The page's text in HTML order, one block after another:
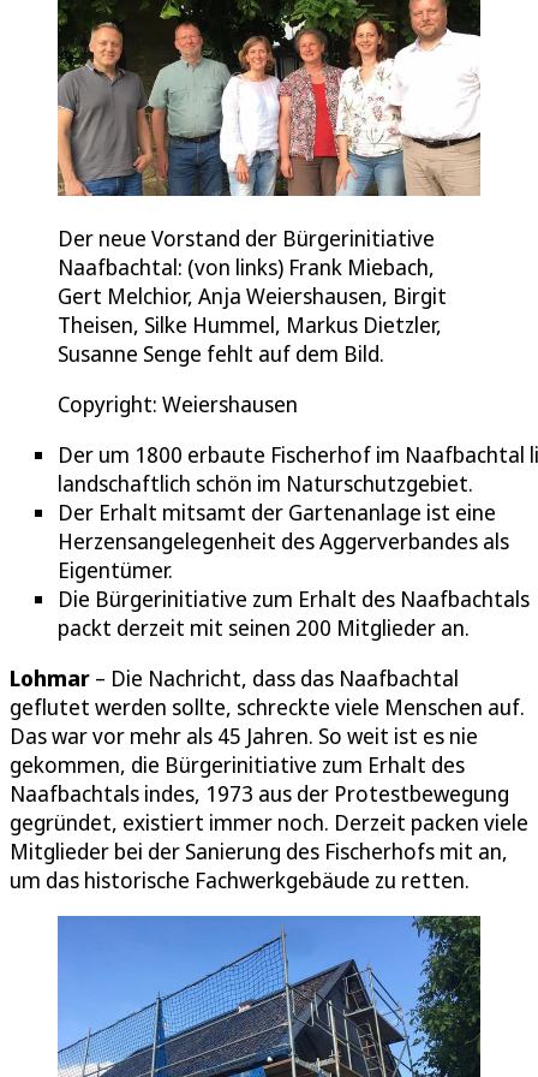
Der neue Vorstand der Bürgerinitiative
Naafbachtal: (von links) Frank Miebach,
Gert Melchior, Anja Weiershausen, Birgit
Theisen, Silke Hummel, Markus Dietzler,
Susanne Senge fehlt auf dem Bild.
Copyright: Weiershausen
Der um 1800 erbaute Fischerhof im Naafbachtal
landschaftlich schön im Naturschutzgebiet.
Der Erhalt mitsamt der Gartenanlage ist eine
Herzensangelegenheit des Aggerverbandes als
Eigentümer.
Die Bürgerinitiative zum Erhalt des Naafbachtals
packt derzeit mit seinen 200 Mitglieder an.
Lohmar – Die Nachricht, dass das Naafbachtal
geflutet werden sollte, schreckte viele Menschen auf.
Das war vor mehr als 45 Jahren. So weit ist es nie
gekommen, die Bürgerinitiative zum Erhalt des
Naafbachtals indes, 1973 aus der Protestbewegung
gegründet, existiert immer noch. Derzeit packen viele
Mitglieder bei der Sanierung des Fischerhofs mit an,
um das historische Fachwerkgebäude zu retten.